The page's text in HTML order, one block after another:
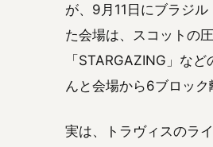
が、9月11日にブラジ
た会場は、スコットの
「STARGAZING」な
んと会場から6ブロック
実は、トラヴィスのラ